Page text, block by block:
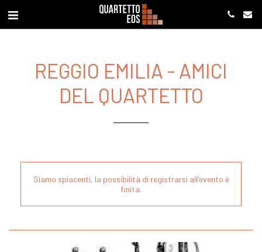
REGGIO EMILIA - AMICI
DEL QUARTETTO
Siamo spiacenti, la possibilità di registrarsi all'evento è
finita.